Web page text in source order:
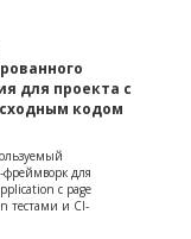
для проекта с
кодом
для
с page
тестами и CI-